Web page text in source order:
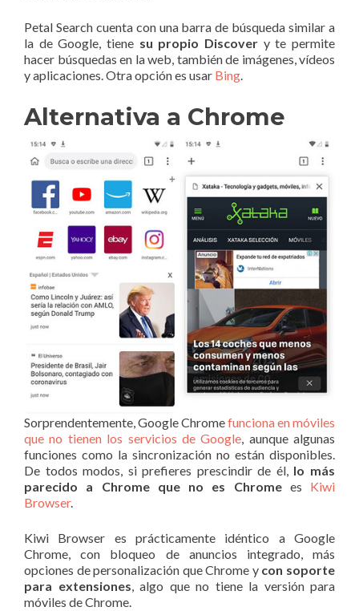
Petal Search cuenta con una barra de búsqueda similar a
la de Google, tiene su propio Discover y te permite
hacer búsquedas en la web, también de imágenes, vídeos
y aplicaciones. Otra opción es usar Bing
Alternativa a Chrome
Sorprendentemente, Google Chromefunciona en móviles
que no tienen los servicios de Google, aunque algunas
funciones como la sincronización no están disponibles.
De todos modos, si prefieres prescindir de él, lo más
parecido a Chrome que no es Chromees Kiwi
Browser.
Kiwi Browser es prácticamente idéntico a Google
Chrome, con bloqueo de anuncios integrado, más
opciones de personalización que Chrome y con soporte
para extensiones, algo que no tiene la versión para
móviles de Chrome.